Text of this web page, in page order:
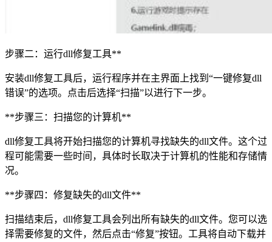
步骤二：运行dll修复工具**
安装dll修复工具后，运行程序并在主界面上找到“一键修复dll
错误”的选项。点击后选择“扫描”以进行下一步。
**步骤三：扫描您的计算机**
dll修复工具将开始扫描您的计算机寻找缺失的dll文件。这个过
程可能需要一些时间，具体时长取决于计算机的性能和存储情
况。
**步骤四：修复缺失的dll文件**
扫描结束后，dll修复工具会列出所有缺失的dll文件。您可以选
择需要修复的文件，然后点击“修复”按钮。工具将自动下载并